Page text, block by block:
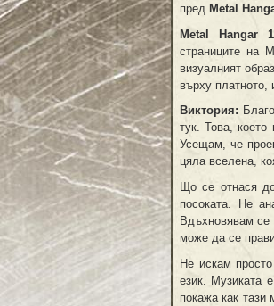
пред Metal
Metal Hangar
страниците на
визуалният
върху платното,
Виктория:
тук. Това,
Усещам, че
цяла вселена,
Що се отнася
посоката. Не
Вдъхновявам се
може да се
Не искам
език. Музиката
покажа как